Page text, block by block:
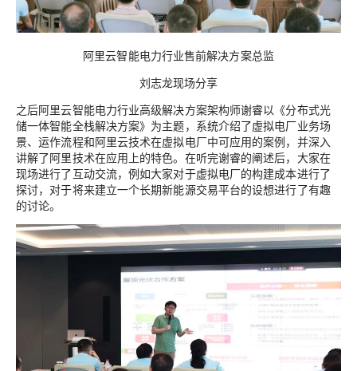
阿里云智能电力行业售前解决方案总监
刘志龙现场分享
之后阿里云智能电力行业高级解决方案架构师谢睿以《分布式光
储一体智能全栈解决方案》为主题，系统介绍了虚拟电厂业务场
景、运作流程和阿里云技术在虚拟电厂中可应用的案例，并深入
讲解了阿里技术在应用上的特色。在听完谢睿的阐述后，大家在
现场进行了互动交流，例如大家对于虚拟电厂的构建成本进行了
探讨，对于将来建立一个长期新能源交易平台的设想进行了有趣
的讨论。